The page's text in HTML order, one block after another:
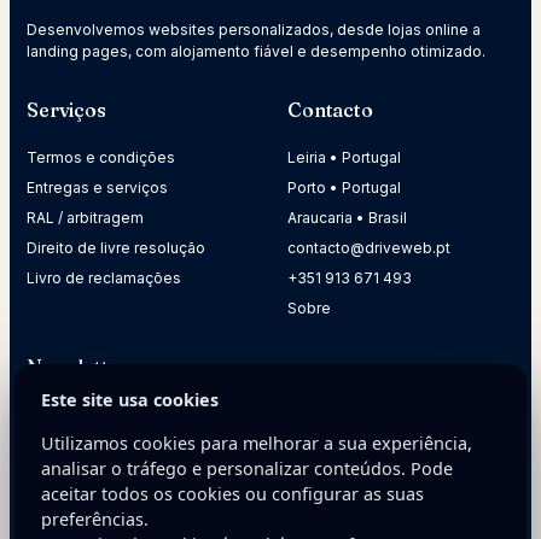
Desenvolvemos websites personalizados, desde lojas online a
landing pages, com alojamento fiável e desempenho otimizado.
Serviços
Termos e condições
Entregas e serviços
RAL / arbitragem
Direito de livre resolução
Livro de reclamações
Contacto
Leiria • Portugal
Porto • Portugal
Araucaria • Brasil
contacto@driveweb.pt
+351 913 671 493
Sobre
Newsletter
sua empresa.
E-mail
Este site usa cookies
Utilizamos cookies para melhorar a sua experiência,
analisar o tráfego e personalizar conteúdos. Pode
aceitar todos os cookies ou configurar as suas
preferências.